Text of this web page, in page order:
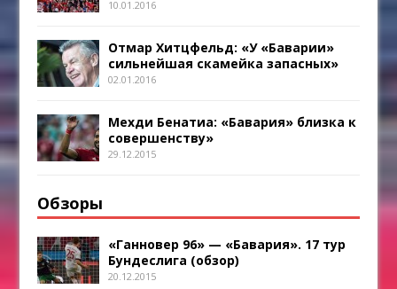
10.01.2016
Отмар Хитцфельд: «У «Баварии»
сильнейшая скамейка запасных»
02.01.2016
Мехди Бенатиа: «Бавария» близка к
совершенству»
29.12.2015
Обзоры
«Ганновер 96» — «Бавария». 17 тур
Бундеслига (обзор)
20.12.2015